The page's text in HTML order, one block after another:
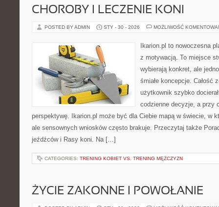
CHOROBY I LECZENIE KONI
POSTED BY ADMIN STY - 30 - 2026 MOŻLIWOŚĆ
Ikarion.pl to nowoczesna
z motywacją. To miejsce
wybierają konkret, ale
śmiałe koncepcje. Całość
użytkownik szybko
codzienne decyzje, a przy
perspektywę. Ikarion.pl może być dla Ciebie mapą w świecie, w
ale sensownych wniosków często brakuje. Przeczytaj także
jeźdźców i Rasy koni. Na […]
CATEGORIES: TRENING KOBIET VS. TRENING MĘŻCZYZN
ŻYCIE ZAKONNE I POWOŁANIE